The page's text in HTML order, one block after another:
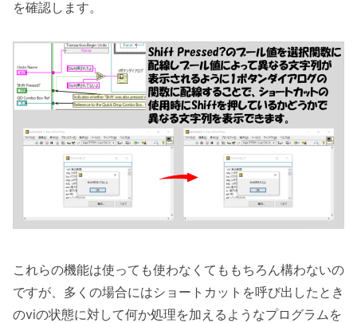
を確認します。
これらの機能は使っても使わなくてももちろん構わないの
ですが、多くの場合にはショートカットを呼び出したとき
のviの状態に対して何か処理を加えるようなプログラムを